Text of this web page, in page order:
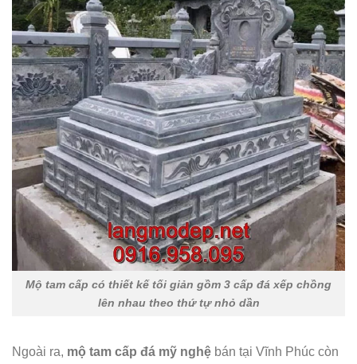
Mộ tam cấp có thiết kế tối giản gồm 3 cấp đá xếp chồng
lên nhau theo thứ tự nhỏ dần
Ngoài ra, mộ tam cấp đá mỹ nghệ bán tại Vĩnh Phúc còn